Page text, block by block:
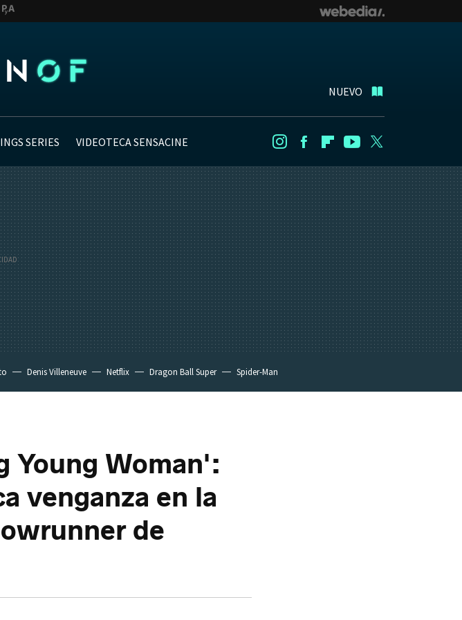
NUEVO
SERIES VIDEOTECA SENSACINE InstagramFacebookFlipboard
Youtube
Denis Villeneuve Netflix Dragon Ball Super Spider-Man
Young Woman':
venganza en la
de